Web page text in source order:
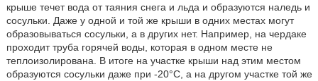
крыше течет вода от таяния снега и льда и образуются наледь и
сосульки. Даже у одной и той же крыши в одних местах могут
образовываться сосульки, а в других нет. Например, на чердаке
проходит труба горячей воды, которая в одном месте не
теплоизолирована. В итоге на участке крыши над этим местом
образуются сосульки даже при -20°С, а на другом участке той же